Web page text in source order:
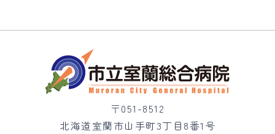
〒051-8512
北海道室蘭市山手町3丁目8番1号